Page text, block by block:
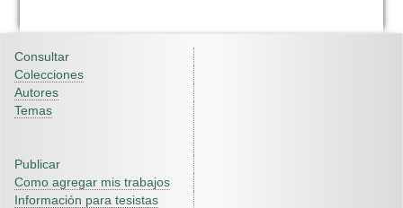
Consultar
Colecciones
Autores
Temas
Publicar
Como agregar mis trabajos
Información para tesistas